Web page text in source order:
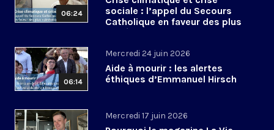
06:24
sociale : l’appel du Secours
Catholique en faveur des plus
vulnérables
06:14
Mercredi 24 juin 2026
Aide à mourir : les alertes
éthiques d’Emmanuel Hirsch
Mercredi 17 juin 2026